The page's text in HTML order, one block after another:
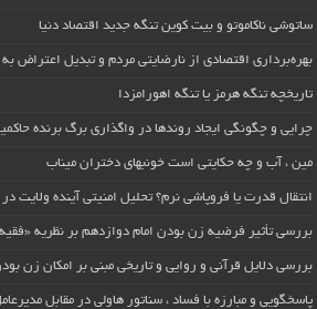
ساتوشی ناکاموتو و بیت کوین تنگه جدید اقتصاد دنیا
بهره‌برداری اقتصادی از نارضایتی مردم و تبدیل اعتراض
تاریخچه تنگه هرمز یا تنگه اهورامزدا
چرایی و چگونگی ایجاد روندها در واگذاری برگ برنده
مین ، آب و چه حکایتی است خونبهای دختران میناب
انتقال قدرت یا فروپاشی نرم؟ تحلیل امنیتی آینده ولایت در
بررسی تأثیر فرضیه زن بودن امام دوازدهم بر نظریه
بررسی دلایل قرآنی و روایی و تاریخی مبنی بر امکان زن
پاسخگویی و مبارزه با فساد ، سناتور هاولی در مقابل